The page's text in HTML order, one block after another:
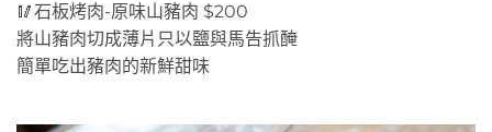
🥢石板烤肉-原味山豬肉 $200
將山豬肉切成薄片只以鹽與馬告抓醃
簡單吃出豬肉的新鮮甜味